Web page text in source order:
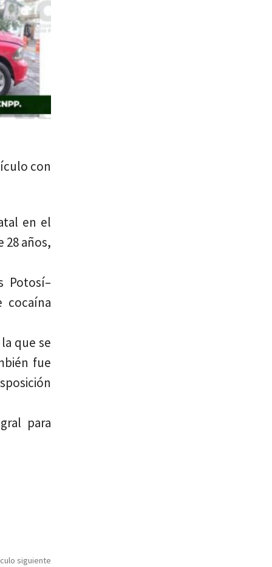
con
en el
28 años,
Potosí–
cocaína
que se
fue
para
siguiente